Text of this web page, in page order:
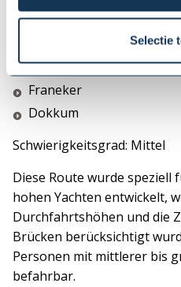
Selectie
Bolsward
Leeuwarden
Franeker
Dokkum
Schwierigkeitsgrad: Mittel
Diese Route wurde speziell
hohen Yachten entwickelt,
Durchfahrtshöhen und die
Brücken berücksichtigt
Personen mit mittlerer bis
befahrbar.